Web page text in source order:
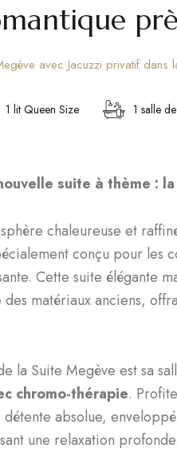
avec Jacuzzi privatif dans
1 lit Queen Size 1 salle
suite à thème :
chaleureuse et
conçu pour les
Cette suite élégante
matériaux anciens,
la Suite Megève est sa
chromo-thérapie.
absolue,
une relaxation profonde.